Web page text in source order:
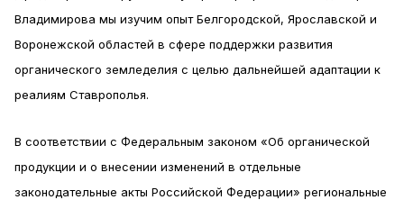
Владимирова мы изучим опыт Белгородской, Ярославской и
Воронежской областей в сфере поддержки развития
органического земледелия с целью дальнейшей адаптации к
реалиям Ставрополья.
В соответствии с Федеральным законом «Об органической
продукции и о внесении изменений в отдельные
законодательные акты Российской Федерации» региональные